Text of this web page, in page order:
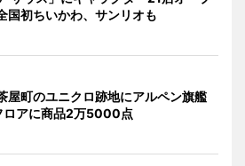
初ちいかわ、サンリオも
屋町のユニクロ跡地にアルペン旗艦
アに商品2万5000点